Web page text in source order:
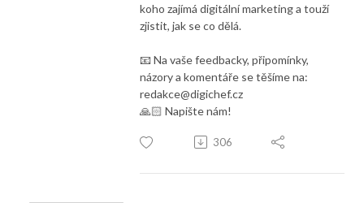
koho zajímá digitální marketing a touží
zjistit, jak se co dělá.
📧 Na vaše feedbacky, připomínky,
názory a komentáře se těšíme na:
redakce@digichef.cz
🙏🏻 Napište nám!
306